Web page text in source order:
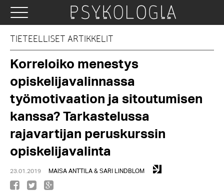
TIETEELLISET ARTIKKELIT
Korreloiko menestys
opiskelijavalinnassa
työmotivaation ja sitoutumisen
kanssa? Tarkastelussa
rajavartijan peruskurssin
opiskelijavalinta
23.01.2019 MAISA ANTTILA & SARI LINDBLOM